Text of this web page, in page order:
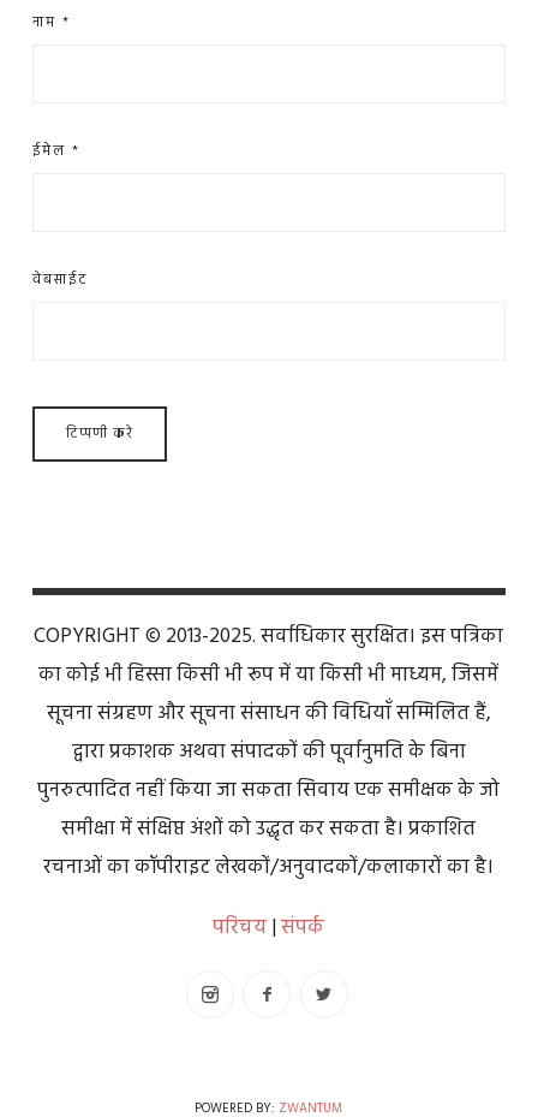
नाम *
ईमेल *
वेबसाईट
COPYRIGHT © 2013-2025. सर्वाधिकार सुरक्षित। इस पत्रिका
का कोई भी हिस्सा किसी भी रूप में या किसी भी माध्यम, जिसमें
सूचना संग्रहण और सूचना संसाधन की विधियाँ सम्मिलित हैं,
द्वारा प्रकाशक अथवा संपादकों की पूर्वानुमति के बिना
पुनरुत्पादित नहीं किया जा सकता सिवाय एक समीक्षक के जो
समीक्षा में संक्षिप्त अंशों को उद्धृत कर सकता है। प्रकाशित
रचनाओं का कॉपीराइट लेखकों/अनुवादकों/कलाकारों का है।
परिचय|संपर्क
POWERED BY: ZWANTUM